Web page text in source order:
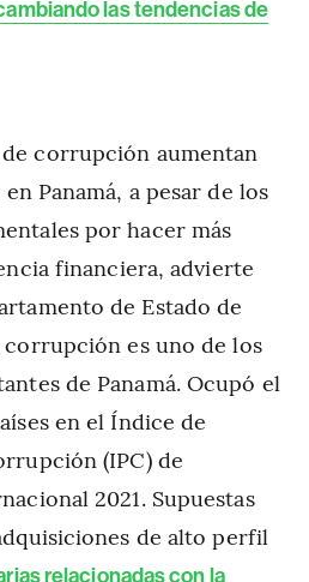
las tendencias de
corrupción aumentan
Panamá, a pesar de los
por hacer más
financiera, advierte
de Estado de
corrupción es uno de los
de Panamá. Ocupó el
en el Índice de
(IPC) de
2021. Supuestas
de alto perfil
relacionadas con la